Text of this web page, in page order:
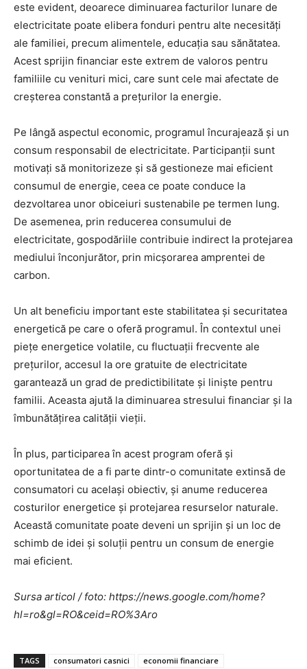
este evident, deoarece diminuarea facturilor lunare de
electricitate poate elibera fonduri pentru alte necesități
ale familiei, precum alimentele, educația sau sănătatea.
Acest sprijin financiar este extrem de valoros pentru
familiile cu venituri mici, care sunt cele mai afectate de
creșterea constantă a prețurilor la energie.
Pe lângă aspectul economic, programul încurajează și un
consum responsabil de electricitate. Participanții sunt
motivați să monitorizeze și să gestioneze mai eficient
consumul de energie, ceea ce poate conduce la
dezvoltarea unor obiceiuri sustenabile pe termen lung.
De asemenea, prin reducerea consumului de
electricitate, gospodăriile contribuie indirect la protejarea
mediului înconjurător, prin micșorarea amprentei de
carbon.
Un alt beneficiu important este stabilitatea și securitatea
energetică pe care o oferă programul. În contextul unei
piețe energetice volatile, cu fluctuații frecvente ale
prețurilor, accesul la ore gratuite de electricitate
garantează un grad de predictibilitate și liniște pentru
familii. Aceasta ajută la diminuarea stresului financiar și la
îmbunătățirea calității vieții.
În plus, participarea în acest program oferă și
oportunitatea de a fi parte dintr-o comunitate extinsă de
consumatori cu același obiectiv, și anume reducerea
costurilor energetice și protejarea resurselor naturale.
Această comunitate poate deveni un sprijin și un loc de
schimb de idei și soluții pentru un consum de energie
mai eficient.
Sursa articol / foto: https://news.google.com/home?
hl=ro&gl=RO&ceid=RO%3Aro
TAGS consumatori casnici
economii financiare